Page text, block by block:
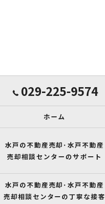
029-225-9574
ホーム
水戸の不動産売却･水戸不動産
売却相談センターのサポート
水戸の不動産売却･水戸不動産
売却相談センターの丁寧な接客